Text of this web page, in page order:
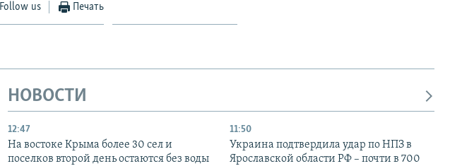
Follow us Печать
НОВОСТИ
12:47
На востоке Крыма более 30 сел и
поселков второй день остаются без воды
11:50
Украина подтвердила удар по НПЗ в
Ярославской области РФ – почти в 700